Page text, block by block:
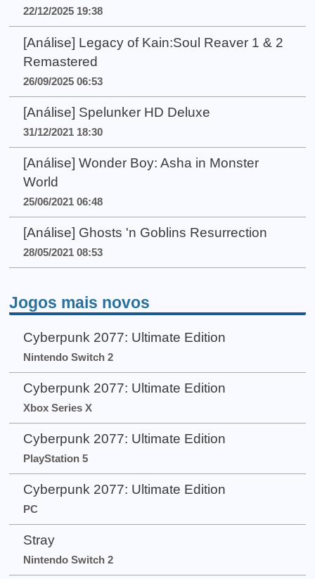
22/12/2025 19:38
[Análise] Legacy of Kain:Soul Reaver 1 & 2
Remastered
26/09/2025 06:53
[Análise] Spelunker HD Deluxe
31/12/2021 18:30
[Análise] Wonder Boy: Asha in Monster
World
25/06/2021 06:48
[Análise] Ghosts 'n Goblins Resurrection
28/05/2021 08:53
Jogos mais novos
Cyberpunk 2077: Ultimate Edition
Nintendo Switch 2
Cyberpunk 2077: Ultimate Edition
Xbox Series X
Cyberpunk 2077: Ultimate Edition
PlayStation 5
Cyberpunk 2077: Ultimate Edition
PC
Stray
Nintendo Switch 2